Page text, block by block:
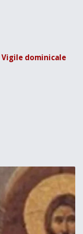
Vigile dominicale